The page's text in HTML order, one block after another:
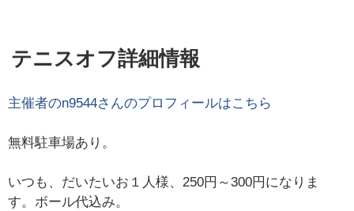
テニスオフ詳細情報
主催者のn9544さんのプロフィールはこちら
無料駐車場あり。
いつも、だいたいお１人様、250円～300円になりま
す。ボール代込み。